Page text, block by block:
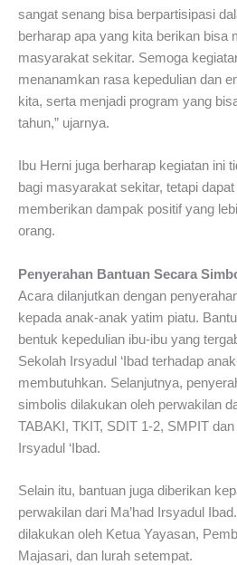
sangat senang bisa berpartisipasi
berharap apa yang kita berikan bisa
masyarakat sekitar. Semoga
menanamkan rasa kepedulian dan
kita, serta menjadi program yang
tahun,” ujarnya.
Ibu Herni juga berharap kegiatan ini
bagi masyarakat sekitar, tetapi
memberikan dampak positif yang
orang.
Penyerahan Bantuan Secara
Acara dilanjutkan dengan
kepada anak-anak yatim piatu.
bentuk kepedulian ibu-ibu yang
Sekolah Irsyadul ‘Ibad terhadap
membutuhkan. Selanjutnya,
simbolis dilakukan oleh perwakilan
TABAKI, TKIT, SDIT 1-2, SMPIT
Irsyadul ‘Ibad.
Selain itu, bantuan juga diberikan
perwakilan dari Ma’had Irsyadul
dilakukan oleh Ketua Yayasan,
Majasari, dan lurah setempat.